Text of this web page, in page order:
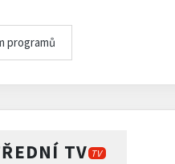
programů
TV TV